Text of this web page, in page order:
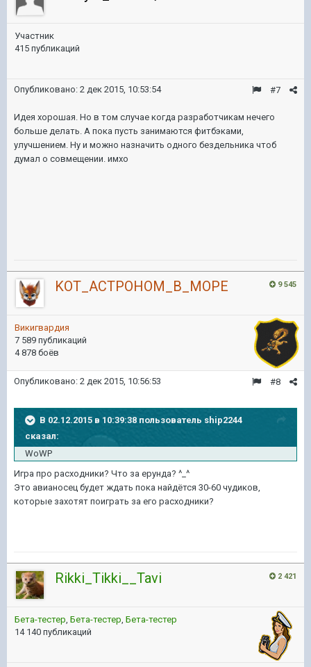
Участник
415 публикаций
#7
Опубликовано: 2 дек 2015, 10:53:54
Идея хорошая. Но в том случае когда разработчикам нечего
больше делать. А пока пусть занимаются фитбэками,
улучшением. Ну и можно назначить одного бездельника чтоб
думал о совмещении. имхо
9 545
KOT_ACTPOHOM_B_MOPE
Викигвардия
7 589 публикаций
4 878 боёв
#8
Опубликовано: 2 дек 2015, 10:56:53
В 02.12.2015 в 10:39:38 пользователь ship2244
сказал:
WoWP
Игра про расходники? Что за ерунда? ^_^
Это авианосец будет ждать пока найдётся 30-60 чудиков,
которые захотят поиграть за его расходники?
2 421
Rikki_Tikki__Tavi
Бета-тестер, Бета-тестер, Бета-тестер
14 140 публикаций